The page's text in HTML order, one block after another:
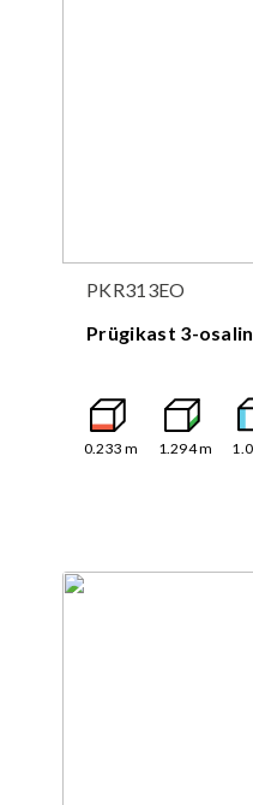
PKR313EO
Prügikast 3-
0.233 m 1.294m